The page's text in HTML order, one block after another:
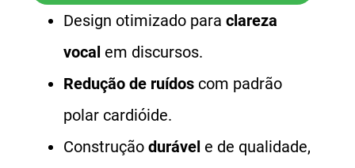
Design otimizado para clareza
vocal em discursos.
Redução de ruídos com padrão
polar cardióide.
Construção durável e de qualidade,